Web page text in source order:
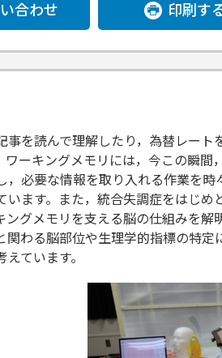
合わせ 印刷す
事を読んで理解したり，為替レー
ワーキングメモリには，今この瞬
，必要な情報を取り入れる作業を
います。また，統合失調症をはじ
ングメモリを支える脳の仕組みを
関わる脳部位や生理学的指標の特
ています。